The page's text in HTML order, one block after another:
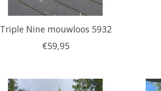
Triple Nine mouwloos 5932
€59,95